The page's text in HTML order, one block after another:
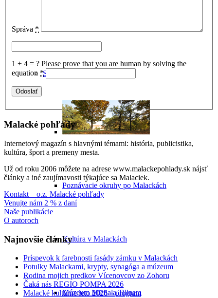
Sprievodca Malackami
Poznávacie okruhy po Malackách
Kultúra v Malackách
Múzeum Michala Tillnera
Správa *
1 + 4 = ? Please prove that you are human by solving the
equation *
Malacké pohľady
Internetový magazín s hlavnými témami: história, publicistika,
kultúra, šport a premeny mesta.
Už od roku 2006 môžete na adrese www.malackepohlady.sk nájsť
články a iné zaujímavosti týkajúce sa Malaciek.
Kontakt – o.z. Malacké pohľady
Venujte nám 2 % z daní
Naše publikácie
O autoroch
Najnovšie články
Príspevok k farebnosti fasády zámku v Malackách
Potulky Malackami, krypty, synagóga a múzeum
Rodina mojich predkov Vícenovcov zo Zohoru
Čaká nás REGIO POMPA 2026
Malacké kultúrne leto 2026 – program